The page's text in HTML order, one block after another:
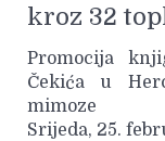
kroz 32
Promocija
Čekića u
mimoze
Srijeda, 25.